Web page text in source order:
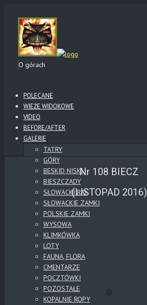
O górach
POLECANE
WIEŻE WIDOKOWE
VIDEO
BEFORE/AFTER
GALERIE
TATRY
GÓRY
BESKID NISKI
BIESZCZADY
SŁOWACKI RAJ
SŁOWACKIE ZAMKI
POLSKIE ZAMKI
WYSOWA
KLIMKÓWKA
LOTY
FAUNA, FLORA
CMENTARZE
POCZTÓWKI
POZOSTAŁE
KOPALNIE ROPY
Nr 108 BIECZ
(LISTOPAD 2016)